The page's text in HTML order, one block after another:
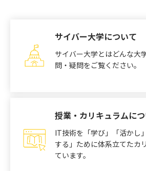
サイバー大学について
サイバー大学とはどんな大
問・疑問をご覧ください。
授業・カリキュラムに
IT技術を「学び」「活かし
する」ために体系立てたカ
ています。